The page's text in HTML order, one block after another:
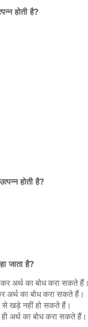
होती है?
होती है?
जाता है?
अर्थ का बोध करा सकते हैं।
अर्थ का बोध करा सकते हैं।
से खड़े नहीं हो सकते हैं।
अर्थ का बोध करा सकते हैं।